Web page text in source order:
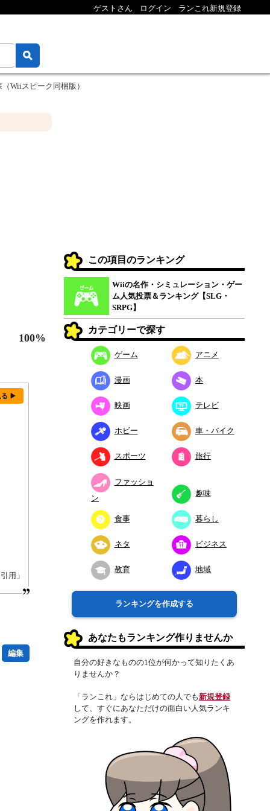
ゲストさん ログイン ランこれ新規登録
Wiiスピーク同梱版）
100%
る ▶
用」
編集
この項目のランキング
Wiiの名作・シミュレーション・ゲー
ム人気投票＆ランキング【SLG・
SRPG】
カテゴリーで探す
ゲーム アニメ
漫画 本
映画 テレビ
ホビー 車・バイク
スポーツ 旅行
ファッショ
ン
趣味
食事 暮らし
ネタ ビジネス
教育 地域
ランキングを作成する
あなたもランキング作りませんか
自分の好きなものの1位が何かって知りたくあ
りませんか？
「ランこれ」ならはじめての人でも新規登録
して、すぐにあなただけの面白い人気ランキ
ングを作れます。